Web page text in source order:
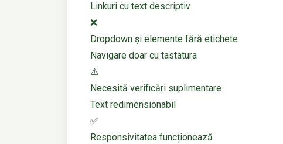
Linkuri cu text descriptiv
❌
Dropdown și elemente fără etichete
Navigare doar cu tastatura
⚠️
Necesită verificări suplimentare
Text redimensionabil
✅
Responsivitatea funcționează